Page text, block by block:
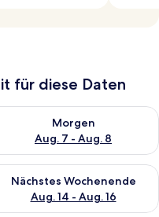
für diese Daten
Nacht, Aug. 6 - Aug. 7.
Morgen
Aug. 7 - Aug. 8
die Verfügbarkeit
Wochenende, Aug. 7
Nächstes Wochenende
Aug. 14 - Aug. 16
die Verfügbarkeit